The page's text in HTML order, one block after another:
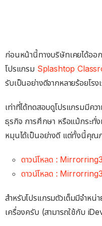
ก่อนหน้านี้ทางบริษัทเคยได้ออก
โปรแกรม Splashtop
รับเป็นอย่างดีจากหลายร้อยโรง
เท่าที่ได้ทดสอบดูโปรแกรมมีคว
ธุรกิจ การศึกษา หรือแม้กระทั่ง
หมุนได้เป็นอย่างดี แต่ทั้งนี้คุณ
ดาวน์โหลด :
ดาวน์โหลด :
สำหรับโปรแกรมตัวเต็มมีจำห
เครื่องครับ (สามารถใช้กับ